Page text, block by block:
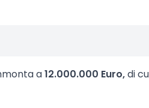
a12.000.000 Euro,di